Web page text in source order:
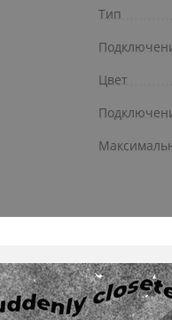
Тип
Цвет
Комплект